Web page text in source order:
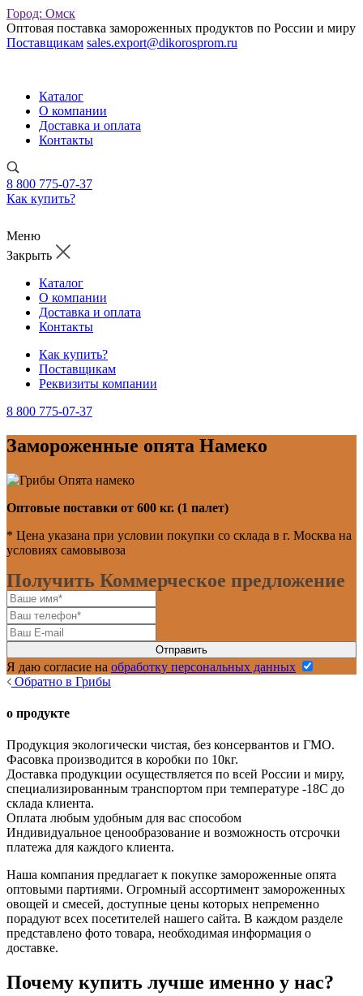
Город: Омск
Оптовая поставка замороженных продуктов по России и миру
Поставщикам sales.export@dikorosprom.ru
Каталог
О компании
Доставка и оплата
Контакты
8 800 775-07-37
Как купить?
Меню
Закрыть
Каталог
О компании
Доставка и оплата
Контакты
Как купить?
Поставщикам
Реквизиты компании
8 800 775-07-37
Замороженные опята Намеко
Оптовые поставки от 600 кг. (1 палет)
* Цена указана при условии покупки со склада в г. Москва на
условиях самовывоза
Получить Коммерческое предложение
Я даю согласие на обработку персональных данных
Обратно в Грибы
о продукте
Продукция экологически чистая, без консервантов и ГМО.
Фасовка производится в коробки по 10кг.
Доставка продукции осуществляется по всей России и миру,
специализированным транспортом при температуре -18С до
склада клиента.
Оплата любым удобным для вас способом
Индивидуальное ценообразование и возможность отсрочки
платежа для каждого клиента.
Наша компания предлагает к покупке замороженные опята
оптовыми партиями. Огромный ассортимент замороженных
овощей и смесей, доступные цены которых непременно
порадуют всех посетителей нашего сайта. В каждом разделе
представлено фото товара, необходимая информация о
доставке.
Почему купить лучше именно у нас?